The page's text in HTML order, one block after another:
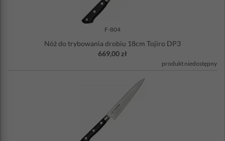
F-804
Nóż do trybowania drobiu 18cm Tojiro DP3
669,00 zł
produkt niedostępny